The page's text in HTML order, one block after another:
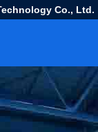
Co., Ltd.